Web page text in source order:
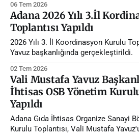
06 Tem 2026
Adana 2026 Yılı 3.İl
Toplantısı Yapıldı
2026 Yılı 3. İl Koordinasyon Kurulu
Yavuz başkanlığında gerçekleştirildi.
02 Tem 2026
Vali Mustafa Yavuz
İhtisas OSB Yönetim
Yapıldı
Adana Gıda İhtisas Organize Sanayi
Kurulu Toplantısı, Vali Mustafa